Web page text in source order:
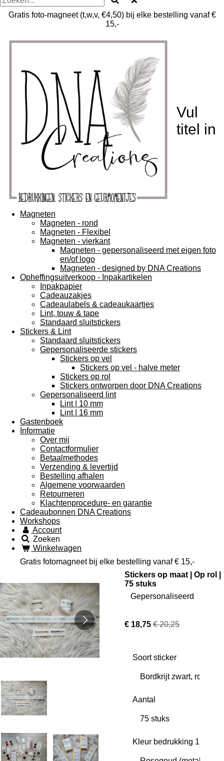
Gratis foto-magneet (t,w,v, €4,50) bij elke bestelling vanaf €
15,-
Vul
titel in
Magneten
Magneten - rond
Magneten - Flexibel
Magneten - vierkant
Magneten - gepersonaliseerd met eigen foto
en/of logo
Magneten - designed by DNA Creations
Opheffingsuitverkoop - Inpakartikelen
Inpakpapier
Cadeauzakjes
Cadeaulabels & cadeaukaartjes
Lint, touw & tape
Standaard sluitstickers
Stickers & Lint
Standaard sluitstickers
Gepersonaliseerde stickers
Stickers op vel
Stickers op vel - halve meter
Stickers op rol
Stickers ontworpen door DNA Creations
Gepersonaliseerd lint
Lint | 10 mm
Lint | 16 mm
Gastenboek
Informatie
Over mij
Contactformulier
Betaalmethodes
Verzending & levertijd
Bestelling afhalen
Algemene voorwaarden
Retourneren
Klachtenprocedure- en garantie
Cadeaubonnen DNA Creations
Workshops
Account
Zoeken
Winkelwagen
Gratis fotomagneet bij elke bestelling vanaf € 15,-
Stickers op maat | Op rol |
75 stuks
Gepersonaliseerd
€ 18,75 € 20,25
Soort sticker
Aantal
Kleur bedrukking 1